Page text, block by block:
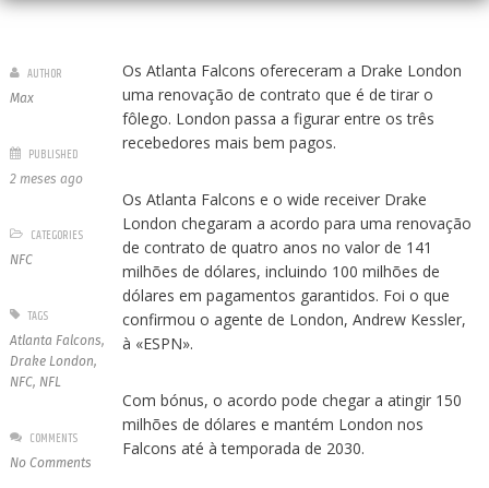
Os Atlanta Falcons ofereceram a Drake London
uma renovação de contrato que é de tirar o
fôlego. London passa a figurar entre os três
recebedores mais bem pagos.
Os Atlanta Falcons e o wide receiver Drake
London chegaram a acordo para uma renovação
de contrato de quatro anos no valor de 141
milhões de dólares, incluindo 100 milhões de
dólares em pagamentos garantidos. Foi o que
confirmou o agente de London, Andrew Kessler,
à «ESPN».
Com bónus, o acordo pode chegar a atingir 150
milhões de dólares e mantém London nos
Falcons até à temporada de 2030.
AUTHOR
Max
PUBLISHED
2 meses ago
CATEGORIES
NFC
TAGS
Atlanta Falcons,
Drake London,
NFC, NFL
COMMENTS
No Comments